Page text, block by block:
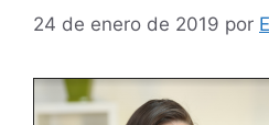
24 de enero de 2019 por